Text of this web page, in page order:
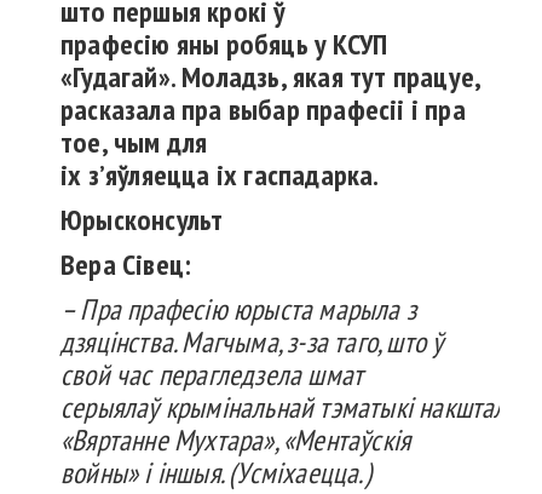
што першыя крокіў
прафесію яны робяцьу КСУП
«Гудагай».Моладзь, якая тут працуе,
расказалапра выбар прафесіі і пра
тое,чым для
іх з’яўляецца іхгаспадарка.
Юрысконсульт
ВераСівец:
–Прапрафесіююрыстамарылаз
дзяцінства.Магчыма, з-затаго,штоў
свой часперагледзелашмат
серыялаў крымінальнай тэматыкінакшталт
«ВяртаннеМухтара», «Ментаўскія
войны» ііншыя. (Усміхаецца.)